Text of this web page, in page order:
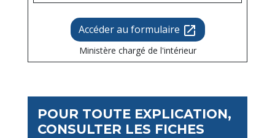
Accéder au formulaire open_in_new
Ministère chargé de l'intérieur
POUR TOUTE EXPLICATION,
CONSULTER LES FICHES